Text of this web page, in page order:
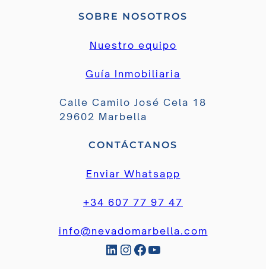
SOBRE NOSOTROS
Nuestro equipo
Guía Inmobiliaria
Calle Camilo José Cela 18
29602 Marbella
CONTÁCTANOS
Enviar Whatsapp
+34 607 77 97 47
info@nevadomarbella.com
LinkedIn InstagramFacebook YouTube